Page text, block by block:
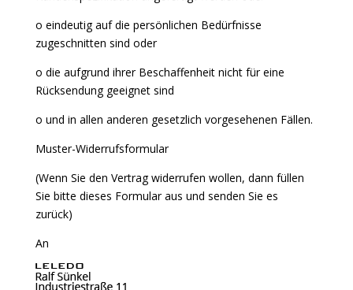
o eindeutig auf die persönlichen Bedürfnisse
zugeschnitten sind oder
o die aufgrund ihrer Beschaffenheit nicht für eine
Rücksendung geeignet sind
o und in allen anderen gesetzlich vorgesehenen Fällen.
Muster-Widerrufsformular
(Wenn Sie den Vertrag widerrufen wollen, dann füllen
Sie bitte dieses Formular aus und senden Sie es
zurück)
An